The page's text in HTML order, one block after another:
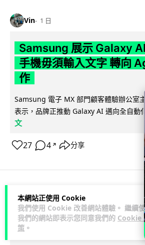
本網站正使用 Cookie
我們使用 Cookie 改善網站體驗。 繼續
我們的網站即表示您同意我們的 Cookie
策 。
Vin 1 日
Samsung 展示 Galaxy
手機毋須輸入文字 轉向
作
Samsung 電子 MX 部門顧客體驗辦公室
表示，品牌正推動 Galaxy AI 邁向全自動
文
27 4 ↗ 分享
科技娛樂 生活娛樂
Lawton 1 日